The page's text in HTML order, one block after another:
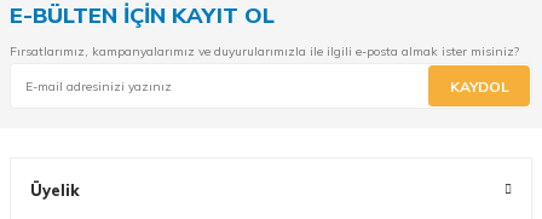
E-BÜLTEN İÇİN KAYIT OL
Fırsatlarımız, kampanyalarımız ve duyurularımızla ile ilgili e-posta almak ister misiniz?
KAYDOL
Üyelik